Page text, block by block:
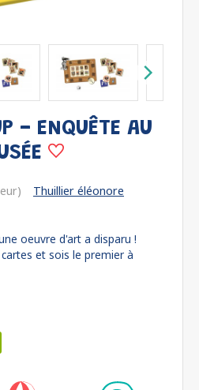
- ENQUÊTE AU
Thuillier éléonore
oeuvre d'art a disparu !
et sois le premier à